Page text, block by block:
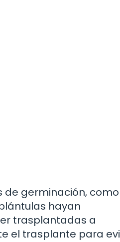
de germinación, como
hayan
trasplantadas a
el trasplante para